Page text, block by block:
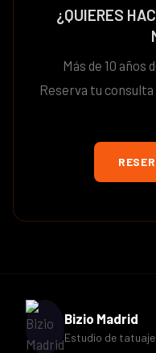
¿QUIERES
Más de 10 años
Reserva tu
Bizio Madrid
Estudio de